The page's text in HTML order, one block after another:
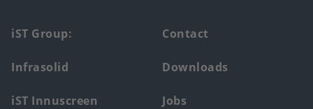
Footer
main
menu
iST Group:
Infrasolid
iST Innuscreen
Contact
Downloads
Jobs